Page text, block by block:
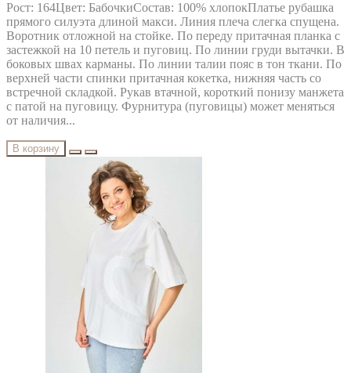
Рост: 164Цвет: БабочкиСостав: 100% хлопокПлатье рубашка
прямого силуэта длиной макси. Линия плеча слегка спущена.
Воротник отложной на стойке. По переду притачная планка с
застежкой на 10 петель и пуговиц. По линии груди вытачки. В
боковых швах карманы. По линии талии пояс в тон ткани. По
верхней части спинки притачная кокетка, нижняя часть со
встречной складкой. Рукав втачной, короткий понизу манжета
с патой на пуговицу. Фурнитура (пуговицы) может меняться
от наличия...
В корзину